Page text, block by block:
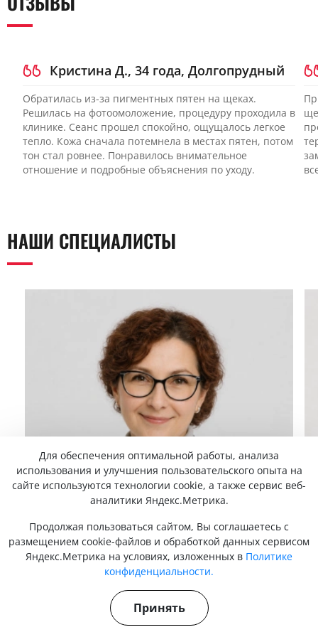
стенки влияют на формирование новых изменений. Для
Кристина Д., 34 года, Долгопрудный
Обратилась из-за пигментных пятен на щеках.
Решилась на фотоомоложение, процедуру проходила в
клинике. Сеанс прошел спокойно, ощущалось легкое
тепло. Кожа сначала потемнела в местах пятен, потом
тон стал ровнее. Понравилось внимательное
отношение и подробные объяснения по уходу.
НАШИ СПЕЦИАЛИСТЫ
Захарова Светлана Анатольевна
Для обеспечения оптимальной работы, анализа
использования и улучшения пользовательского опыта на
сайте используются технологии cookie, а также сервис веб-
аналитики Яндекс.Метрика.
Продолжая пользоваться сайтом, Вы соглашаетесь с
размещением cookie-файлов и обработкой данных сервисом
Яндекс.Метрика на условиях, изложенных в Политике
конфиденциальности.
Принять